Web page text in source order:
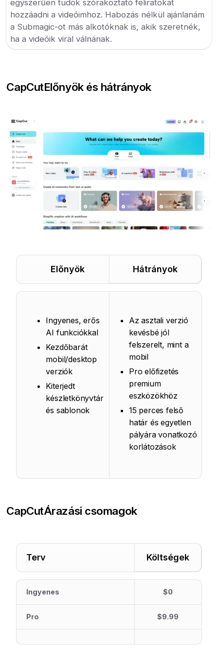
egyszerűen tudok szórakoztató feliratokat
hozzáadni a videóimhoz. Habozás nélkül ajánlanám
a Submagic-ot más alkotóknak is, akik szeretnék,
ha a videóik viral válnának.
CapCutElőnyök és hátrányok
Előnyök Hátrányok
Ingyenes, erős
AI funkciókkal
Kezdőbarát
mobil/desktop
verziók
Kiterjedt
készletkönyvtár
és sablonok
Az asztali verzió
kevésbé jól
felszerelt, mint a
mobil
Pro előfizetés
premium
eszközökhöz
15 perces felső
határ és egyetlen
pályára vonatkozó
korlátozások
CapCutÁrazási csomagok
Terv Költségek
Ingyenes $0
Pro $9.99